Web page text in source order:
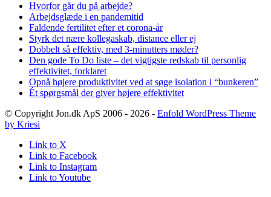
Hvorfor går du på arbejde?
Arbejdsglæde i en pandemitid
Faldende fertilitet efter et corona-år
Styrk det nære kollegaskab, distance eller ej
Dobbelt så effektiv, med 3-minutters møder?
Den gode To Do liste – det vigtigste redskab til personlig
effektivitet, forklaret
Opnå højere produktivitet ved at søge isolation i “bunkeren”
Ét spørgsmål der giver højere effektivitet
© Copyright Jon.dk ApS 2006 - 2026 - Enfold WordPress Theme
by Kriesi
Link to X
Link to Facebook
Link to Instagram
Link to Youtube